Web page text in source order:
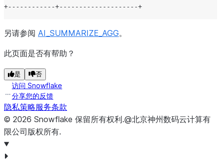
+------------+--------------------+
另请参阅 AI_SUMMARIZE_AGG。
此页面是否有帮助？
是 否
访问 Snowflake
分享您的反馈
隐私策略服务条款
© 2026 Snowflake 保留所有权利.@北京神州数码云计算有
限公司版权所有.